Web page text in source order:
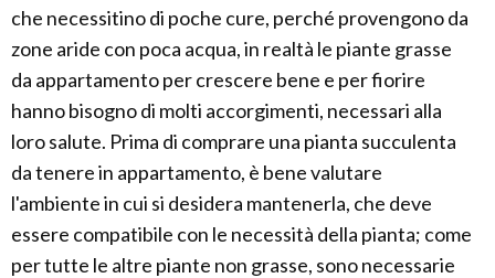
che necessitino di poche cure, perché provengono da
zone aride con poca acqua, in realtà le piante grasse
da appartamento per crescere bene e per fiorire
hanno bisogno di molti accorgimenti, necessari alla
loro salute. Prima di comprare una pianta succulenta
da tenere in appartamento, è bene valutare
l'ambiente in cui si desidera mantenerla, che deve
essere compatibile con le necessità della pianta; come
per tutte le altre piante non grasse, sono necessarie